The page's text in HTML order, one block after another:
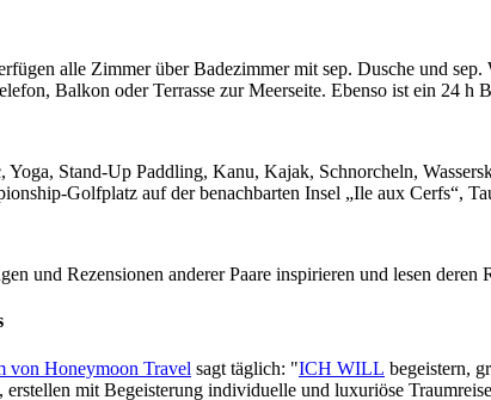
alle Zimmer über Badezimmer mit sep. Dusche und
Balkon oder Terrasse zur Meerseite. Ebenso ist ein 24 h
Yoga, Stand-Up Paddling, Kanu, Kajak, Schnorcheln,
Golfplatz auf der benachbarten Insel „Ile aux Cerfs“,
und Rezensionen anderer Paare inspirieren und lesen deren
von Honeymoon Travel sagt täglich: "ICH WILL begeistern,
erstellen mit Begeisterung individuelle und luxuriöse